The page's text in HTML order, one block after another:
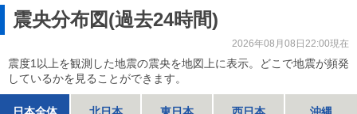
震央分布図(過去24時間)
2026年08月08日22:00現在
震度1以上を観測した地震の震央を地図上に表示。どこで地震が頻発
しているかを見ることができます。